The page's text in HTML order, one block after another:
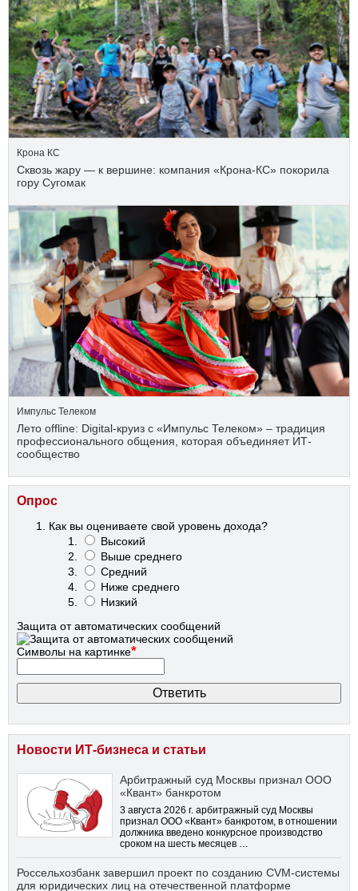
Крона КС
Сквозь жару — к вершине: компания «Крона‑КС» покорила
гору Сугомак
Импульс Телеком
Лето offline: Digital-круиз с «Импульс Телеком» – традиция
профессионального общения, которая объединяет ИТ-
сообщество
Опрос
Как вы оцениваете свой уровень дохода?
Высокий
Выше среднего
Средний
Ниже среднего
Низкий
Защита от автоматических сообщений
Символы на картинке*
Новости ИТ-бизнеса и статьи
Арбитражный суд Москвы признал ООО
«Квант» банкротом
3 августа 2026 г. арбитражный суд Москвы
признал ООО «Квант» банкротом, в отношении
должника введено конкурсное производство
сроком на шесть месяцев …
Россельхозбанк завершил проект по созданию CVM-системы
для юридических лиц на отечественной платформе